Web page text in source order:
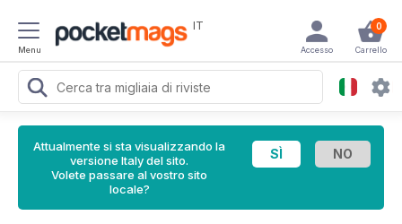
Menu
IT 0
Carrello
Accesso
Attualmente si sta visualizzando la
versione Italy del sito.
Volete passare al vostro sito
locale?